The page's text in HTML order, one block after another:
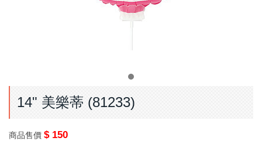
14" 美樂蒂 (81233)
商品售價 $ 150